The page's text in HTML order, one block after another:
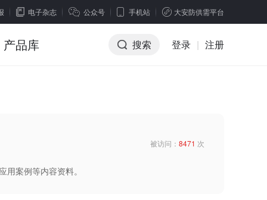
电子杂志 公众号 手机站 大安防供需平台
产品库 搜索 登录 | 注册
被访问： 8471 次
案例等内容资料。